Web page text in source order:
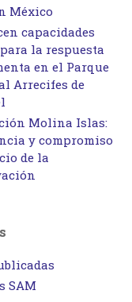
México
capacidades
la respuesta
en el Parque
Arrecifes de
Molina Islas:
y compromiso
de la
SAM